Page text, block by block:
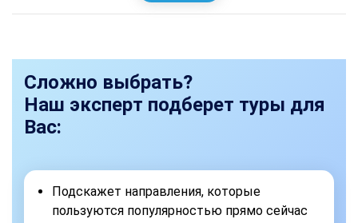
Сложно выбрать?
Наш эксперт подберет туры для
Вас:
Подскажет направления, которые
пользуются популярностью прямо сейчас